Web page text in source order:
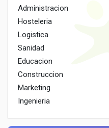
Administracion
Hosteleria
Logistica
Sanidad
Educacion
Construccion
Marketing
Ingenieria